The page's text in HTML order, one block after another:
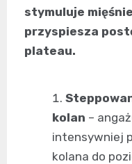
stymuluje
przyspiesza
plateau.
kolan –
intensywniej
kolana do